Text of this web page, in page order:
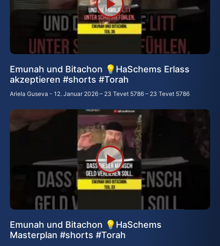
Emunah und Bitachon 💡HaSchems Erlass
akzeptieren #shorts #Torah
Ariela Guseva 12. Januar 2026 – 23 Tevet 5786 – 23 Tevet 5786
Emunah und Bitachon 💡HaSchems
Masterplan #shorts #Torah